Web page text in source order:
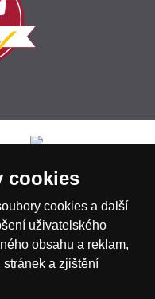
België
cookies
cookies a další
uživatelského
obsahu a reklam,
a zjištění